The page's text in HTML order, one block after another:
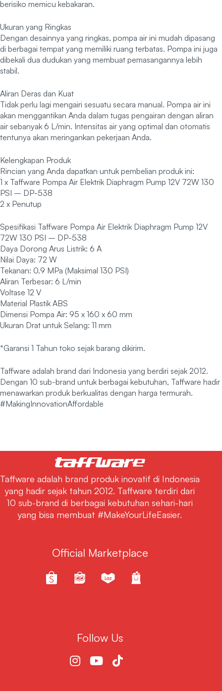
berisiko memicu kebakaran.
Ukuran yang Ringkas
Dengan desainnya yang ringkas, pompa air ini mudah dipasang
di berbagai tempat yang memiliki ruang terbatas. Pompa ini juga
dibekali dua dudukan yang membuat pemasangannya lebih
stabil.
Aliran Deras dan Kuat
Tidak perlu lagi mengairi sesuatu secara manual. Pompa air ini
akan menggantikan Anda dalam tugas pengairan dengan aliran
air sebanyak 6 L/min. Intensitas air yang optimal dan otomatis
tentunya akan meringankan pekerjaan Anda.
Kelengkapan Produk
Rincian yang Anda dapatkan untuk pembelian produk ini:
1 x Taffware Pompa Air Elektrik Diaphragm Pump 12V 72W 130
PSI – DP-538
2 x Penutup
Spesifikasi Taffware Pompa Air Elektrik Diaphragm Pump 12V
72W 130 PSI – DP-538
Daya Dorong Arus Listrik: 6 A
Nilai Daya: 72 W
Tekanan: 0.9 MPa (Maksimal 130 PSI)
Aliran Terbesar: 6 L/min
Voltase 12 V
Material Plastik ABS
Dimensi Pompa Air: 95 x 160 x 60 mm
Ukuran Drat untuk Selang: 11 mm
*Garansi 1 Tahun toko sejak barang dikirim.
Taffware adalah brand dari Indonesia yang berdiri sejak 2012.
Dengan 10 sub-brand untuk berbagai kebutuhan, Taffware hadir
menawarkan produk berkualitas dengan harga termurah.
#MakingInnovationAffordable
Taffware adalah brand produk inovatif di Indonesia
yang hadir sejak tahun 2012. Taffware terdiri dari
10 sub-brand di berbagai kebutuhan sehari-hari
yang bisa membuat #MakeYourLifeEasier.
Official Marketplace
Follow Us